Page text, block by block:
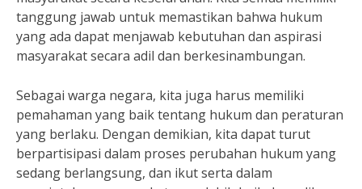
tanggung jawab untuk memastikan bahwa hukum
yang ada dapat menjawab kebutuhan dan aspirasi
masyarakat secara adil dan berkesinambungan.
Sebagai warga negara, kita juga harus memiliki
pemahaman yang baik tentang hukum dan peraturan
yang berlaku. Dengan demikian, kita dapat turut
berpartisipasi dalam proses perubahan hukum yang
sedang berlangsung, dan ikut serta dalam